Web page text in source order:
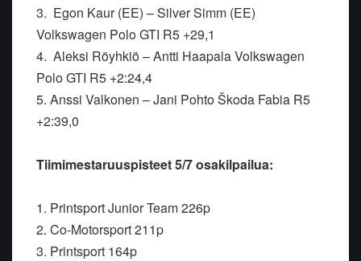
3. Egon Kaur (EE) – Silver Simm (EE)
Volkswagen Polo GTI R5 +29,1
4. Aleksi Röyhkiö – Antti Haapala Volkswagen
Polo GTI R5 +2:24,4
5. Anssi Valkonen – Jani Pohto Škoda Fabia R5
+2:39,0
Tiimimestaruuspisteet 5/7 osakilpailua:
1. Printsport Junior Team 226p
2. Co-Motorsport 211p
3. Printsport 164p